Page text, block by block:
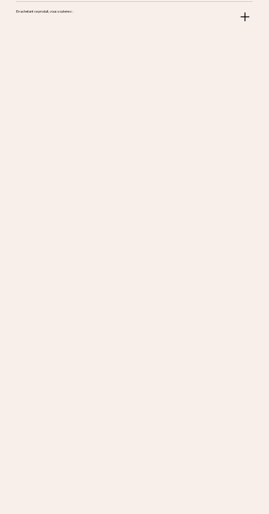
En achetant ce produit, vous soutenez :